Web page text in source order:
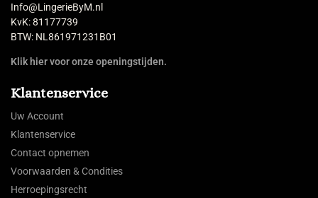
Info@LingerieByM.nl
KvK: 81177739
BTW: NL861971231B01
Klik hier voor onze openingstijden.
Klantenservice
Uw Account
Klantenservice
Contact opnemen
Voorwaarden & Condities
Herroepingsrecht